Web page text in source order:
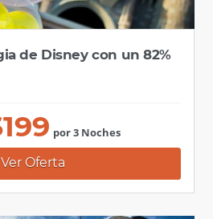
de Disney con un 82%
199 por 3 Noches
Ver Oferta